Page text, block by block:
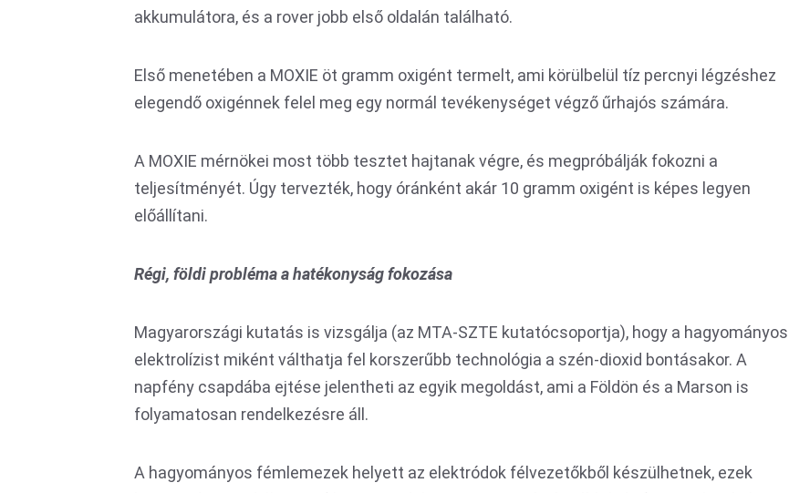
akkumulátora, és a rover jobb első oldalán található.
Első menetében a MOXIE öt gramm oxigént termelt, ami körülbelül tíz percnyi légzéshez
elegendő oxigénnek felel meg egy normál tevékenységet végző űrhajós számára.
A MOXIE mérnökei most több tesztet hajtanak végre, és megpróbálják fokozni a
teljesítményét. Úgy tervezték, hogy óránként akár 10 gramm oxigént is képes legyen
előállítani.
Régi, földi probléma a hatékonyság fokozása
Magyarországi kutatás is vizsgálja (az MTA-SZTE kutatócsoportja), hogy a hagyományos
elektrolízist miként válthatja fel korszerűbb technológia a szén-dioxid bontásakor. A
napfény csapdába ejtése jelentheti az egyik megoldást, ami a Földön és a Marson is
folyamatosan rendelkezésre áll.
A hagyományos fémlemezek helyett az elektródok félvezetőkből készülhetnek, ezek